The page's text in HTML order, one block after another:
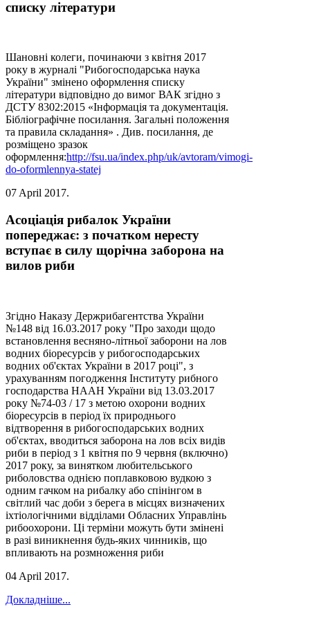
списку літератури
Шановні колеги, починаючи з квітня 2017
року в журналі "Рибогосподарська наука
України" змінено оформлення списку
літератури відповідно до вимог ВАК згідно з
ДСТУ 8302:2015 «Інформація та документація.
Бібліографічне посилання. Загальні положення
та правила складання» . Див. посилання, де
розміщено зразок
оформлення:http://fsu.ua/index.php/uk/avtoram/vimogi-
do-oformlennya-statej
07 April 2017.
Асоціація рибалок України
попереджає: з початком нересту
вступає в силу щорічна заборона на
вилов риби
Згідно Наказу Держрибагентства України
№148 від 16.03.2017 року "Про заходи щодо
встановлення весняно-літньої заборони на лов
водних біоресурсів у рибогосподарських
водних об'єктах України в 2017 році", з
урахуванням погодження Інституту рибного
господарства НААН України від 13.03.2017
року №74-03 / 17 з метою охорони водних
біоресурсів в період їх природнього
відтворення в рибогосподарських водних
об'єктах, вводиться заборона на лов всіх видів
риби в період з 1 квітня по 9 червня (включно)
2017 року, за винятком любительського
риболовства однією поплавковою вудкою з
одним гачком на рибалку або спінінгом в
світлий час доби з берега в місцях визначених
іхтіологічними відділами Обласних Управлінь
рибоохорони. Ці терміни можуть бути змінені
в разі виникнення будь-яких чинників, що
впливають на розмноження риби
04 April 2017.
Докладніше...